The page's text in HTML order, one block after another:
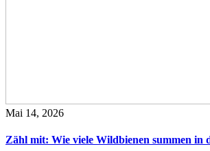
Mai 14, 2026
Zähl mit: Wie viele Wildbienen summen in